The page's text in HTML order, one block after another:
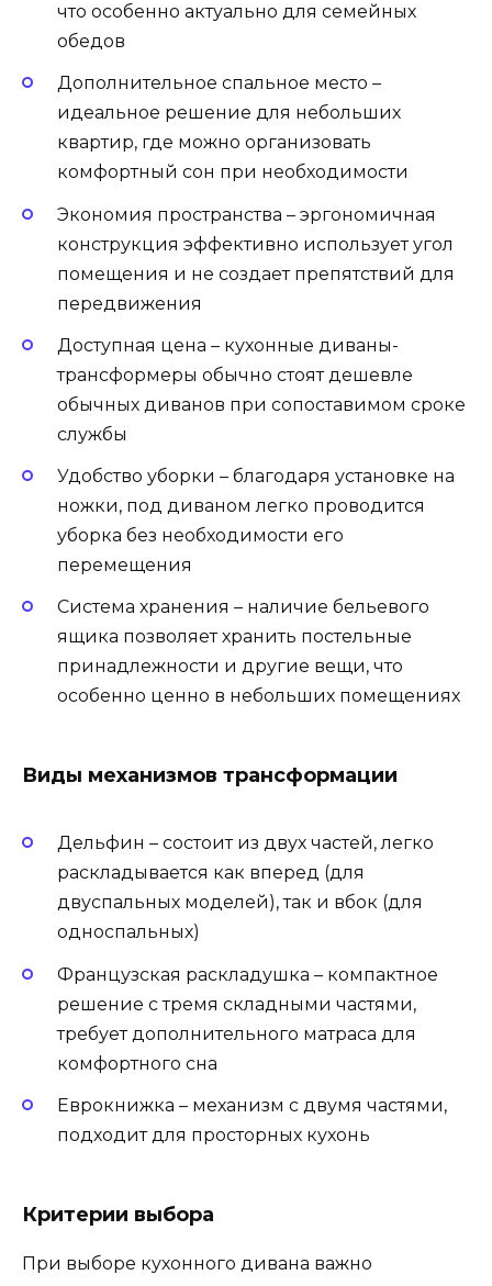
что особенно актуально для семейных
обедов
Дополнительное спальное место –
идеальное решение для небольших
квартир, где можно организовать
комфортный сон при необходимости
Экономия пространства – эргономичная
конструкция эффективно использует угол
помещения и не создает препятствий для
передвижения
Доступная цена – кухонные диваны-
трансформеры обычно стоят дешевле
обычных диванов при сопоставимом сроке
службы
Удобство уборки – благодаря установке на
ножки, под диваном легко проводится
уборка без необходимости его
перемещения
Система хранения – наличие бельевого
ящика позволяет хранить постельные
принадлежности и другие вещи, что
особенно ценно в небольших помещениях
Виды механизмов трансформации
Дельфин – состоит из двух частей, легко
раскладывается как вперед (для
двуспальных моделей), так и вбок (для
односпальных)
Французская раскладушка – компактное
решение с тремя складными частями,
требует дополнительного матраса для
комфортного сна
Еврокнижка – механизм с двумя частями,
подходит для просторных кухонь
Критерии выбора
При выборе кухонного дивана важно